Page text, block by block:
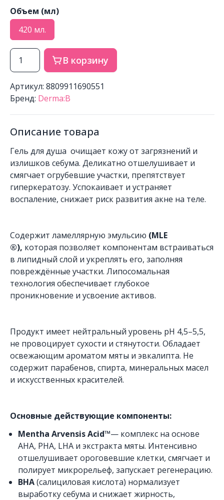
Объем (мл)
420 мл.
В корзину
Артикул: 8809911690551
Бренд: Derma:B
Описание товара
Гель для душа очищает кожу от загрязнений и
излишков себума. Деликатно отшелушивает и
смягчает огрубевшие участки, препятствует
гиперкератозу. Успокаивает и устраняет
воспаление, снижает риск развития акне на теле.
Содержит ламеллярную эмульсию (MLE
®), которая позволяет компонентам встраиваться
в липидный слой и укреплять его, заполняя
повреждённые участки. Липосомальная
технология обеспечивает глубокое
проникновение и усвоение активов.
Продукт имеет нейтральный уровень pH 4,5–5,5,
не провоцирует сухости и стянутости. Обладает
освежающим ароматом мяты и эвкалипта. Не
содержит парабенов, спирта, минеральных масел
и искусственных красителей.
Основные действующие компоненты:
Mentha Arvensis Acid™— комплекс на основе
AHA, PHA, LHA и экстракта мяты. Интенсивно
отшелушивает ороговевшие клетки, смягчает и
полирует микрорельеф, запускает регенерацию.
BHA(салициловая кислота) нормализует
выработку себума и снижает жирность,